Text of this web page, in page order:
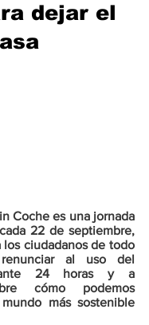
dejar el
Coche es una jornada
22 de septiembre,
ciudadanos de todo
al uso del
24 horas y a
cómo podemos
más sostenible